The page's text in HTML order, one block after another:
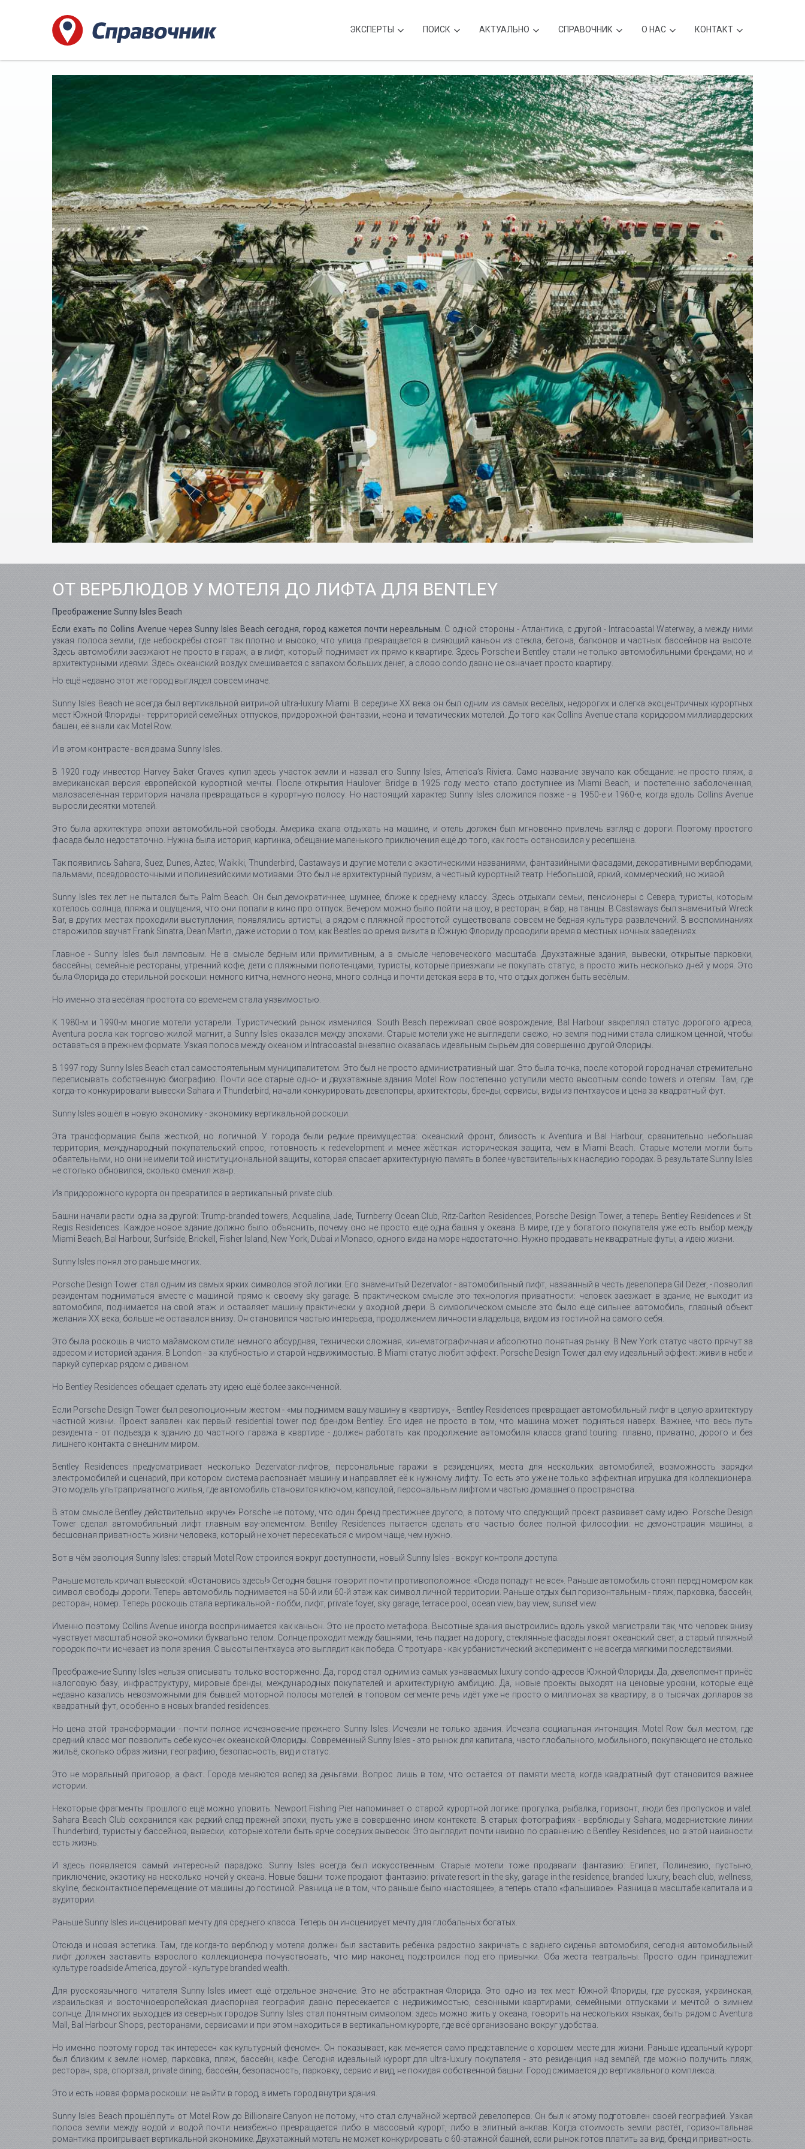
ЭКСПЕРТЫ ПОИСК АКТУАЛЬНО CПРАВОЧНИК О НАС КОНТАКТ
ОТ ВЕРБЛЮДОВ У МОТЕЛЯ ДО ЛИФТА ДЛЯ BENTLEY
Преображение Sunny Isles Beach
Если ехать по Collins Avenue через Sunny Isles Beach сегодня, город кажется почти нереальным. С одной стороны - Атлантика, с другой - Intracoastal Waterway, а между ними
узкая полоса земли, где небоскрёбы стоят так плотно и высоко, что улица превращается в сияющий каньон из стекла, бетона, балконов и частных бассейнов на высоте.
Здесь автомобили заезжают не просто в гараж, а в лифт, который поднимает их прямо к квартире. Здесь Porsche и Bentley стали не только автомобильными брендами, но и
архитектурными идеями. Здесь океанский воздух смешивается с запахом больших денег, а слово condo давно не означает просто квартиру.
Но ещё недавно этот же город выглядел совсем иначе.
Sunny Isles Beach не всегда был вертикальной витриной ultra-luxury Miami. В середине XX века он был одним из самых весёлых, недорогих и слегка эксцентричных курортных
мест Южной Флориды - территорией семейных отпусков, придорожной фантазии, неона и тематических мотелей. До того как Collins Avenue стала коридором миллиардерских
башен, её знали как Motel Row.
И в этом контрасте - вся драма Sunny Isles.
В 1920 году инвестор Harvey Baker Graves купил здесь участок земли и назвал его Sunny Isles, America’s Riviera. Само название звучало как обещание: не просто пляж, а
американская версия европейской курортной мечты. После открытия Haulover Bridge в 1925 году место стало доступнее из Miami Beach, и постепенно заболоченная,
малозаселённая территория начала превращаться в курортную полосу. Но настоящий характер Sunny Isles сложился позже - в 1950-е и 1960-е, когда вдоль Collins Avenue
выросли десятки мотелей.
Это была архитектура эпохи автомобильной свободы. Америка ехала отдыхать на машине, и отель должен был мгновенно привлечь взгляд с дороги. Поэтому простого
фасада было недостаточно. Нужна была история, картинка, обещание маленького приключения ещё до того, как гость остановился у ресепшена.
Так появились Sahara, Suez, Dunes, Aztec, Waikiki, Thunderbird, Castaways и другие мотели с экзотическими названиями, фантазийными фасадами, декоративными верблюдами,
пальмами, псевдовосточными и полинезийскими мотивами. Это был не архитектурный пуризм, а честный курортный театр. Небольшой, яркий, коммерческий, но живой.
Sunny Isles тех лет не пытался быть Palm Beach. Он был демократичнее, шумнее, ближе к среднему классу. Здесь отдыхали семьи, пенсионеры с Севера, туристы, которым
хотелось солнца, пляжа и ощущения, что они попали в кино про отпуск. Вечером можно было пойти на шоу, в ресторан, в бар, на танцы. В Castaways был знаменитый Wreck
Bar, в других местах проходили выступления, появлялись артисты, а рядом с пляжной простотой существовала совсем не бедная культура развлечений. В воспоминаниях
старожилов звучат Frank Sinatra, Dean Martin, даже истории о том, как Beatles во время визита в Южную Флориду проводили время в местных ночных заведениях.
Главное - Sunny Isles был ламповым. Не в смысле бедным или примитивным, а в смысле человеческого масштаба. Двухэтажные здания, вывески, открытые парковки,
бассейны, семейные рестораны, утренний кофе, дети с пляжными полотенцами, туристы, которые приезжали не покупать статус, а просто жить несколько дней у моря. Это
была Флорида до стерильной роскоши: немного китча, немного неона, много солнца и почти детская вера в то, что отдых должен быть весёлым.
Но именно эта весёлая простота со временем стала уязвимостью.
К 1980-м и 1990-м многие мотели устарели. Туристический рынок изменился. South Beach переживал своё возрождение, Bal Harbour закреплял статус дорогого адреса,
Aventura росла как торгово-жилой магнит, а Sunny Isles оказался между эпохами. Старые мотели уже не выглядели свежо, но земля под ними стала слишком ценной, чтобы
оставаться в прежнем формате. Узкая полоса между океаном и Intracoastal внезапно оказалась идеальным сырьём для совершенно другой Флориды.
В 1997 году Sunny Isles Beach стал самостоятельным муниципалитетом. Это был не просто административный шаг. Это была точка, после которой город начал стремительно
переписывать собственную биографию. Почти все старые одно- и двухэтажные здания Motel Row постепенно уступили место высотным condo towers и отелям. Там, где
когда-то конкурировали вывески Sahara и Thunderbird, начали конкурировать девелоперы, архитекторы, бренды, сервисы, виды из пентхаусов и цена за квадратный фут.
Sunny Isles вошёл в новую экономику - экономику вертикальной роскоши.
Эта трансформация была жёсткой, но логичной. У города были редкие преимущества: океанский фронт, близость к Aventura и Bal Harbour, сравнительно небольшая
территория, международный покупательский спрос, готовность к redevelopment и менее жёсткая историческая защита, чем в Miami Beach. Старые мотели могли быть
обаятельными, но они не имели той институциональной защиты, которая спасает архитектурную память в более чувствительных к наследию городах. В результате Sunny Isles
не столько обновился, сколько сменил жанр.
Из придорожного курорта он превратился в вертикальный private club.
Башни начали расти одна за другой: Trump-branded towers, Acqualina, Jade, Turnberry Ocean Club, Ritz-Carlton Residences, Porsche Design Tower, а теперь Bentley Residences и St.
Regis Residences. Каждое новое здание должно было объяснить, почему оно не просто ещё одна башня у океана. В мире, где у богатого покупателя уже есть выбор между
Miami Beach, Bal Harbour, Surfside, Brickell, Fisher Island, New York, Dubai и Monaco, одного вида на море недостаточно. Нужно продавать не квадратные футы, а идею жизни.
Sunny Isles понял это раньше многих.
Porsche Design Tower стал одним из самых ярких символов этой логики. Его знаменитый Dezervator - автомобильный лифт, названный в честь девелопера Gil Dezer, - позволил
резидентам подниматься вместе с машиной прямо к своему sky garage. В практическом смысле это технология приватности: человек заезжает в здание, не выходит из
автомобиля, поднимается на свой этаж и оставляет машину практически у входной двери. В символическом смысле это было ещё сильнее: автомобиль, главный объект
желания XX века, больше не оставался внизу. Он становился частью интерьера, продолжением личности владельца, видом из гостиной на самого себя.
Это была роскошь в чисто майамском стиле: немного абсурдная, технически сложная, кинематографичная и абсолютно понятная рынку. В New York статус часто прячут за
адресом и историей здания. В London - за клубностью и старой недвижимостью. В Miami статус любит эффект. Porsche Design Tower дал ему идеальный эффект: живи в небе и
паркуй суперкар рядом с диваном.
Но Bentley Residences обещает сделать эту идею ещё более законченной.
Если Porsche Design Tower был революционным жестом - «мы поднимем вашу машину в квартиру», - Bentley Residences превращает автомобильный лифт в целую архитектуру
частной жизни. Проект заявлен как первый residential tower под брендом Bentley. Его идея не просто в том, что машина может подняться наверх. Важнее, что весь путь
резидента - от подъезда к зданию до частного гаража в квартире - должен работать как продолжение автомобиля класса grand touring: плавно, приватно, дорого и без
лишнего контакта с внешним миром.
Bentley Residences предусматривает несколько Dezervator-лифтов, персональные гаражи в резиденциях, места для нескольких автомобилей, возможность зарядки
электромобилей и сценарий, при котором система распознаёт машину и направляет её к нужному лифту. То есть это уже не только эффектная игрушка для коллекционера.
Это модель ультраприватного жилья, где автомобиль становится ключом, капсулой, персональным лифтом и частью домашнего пространства.
В этом смысле Bentley действительно «круче» Porsche не потому, что один бренд престижнее другого, а потому что следующий проект развивает саму идею. Porsche Design
Tower сделал автомобильный лифт главным вау-элементом. Bentley Residences пытается сделать его частью более полной философии: не демонстрация машины, а
бесшовная приватность жизни человека, который не хочет пересекаться с миром чаще, чем нужно.
Вот в чём эволюция Sunny Isles: старый Motel Row строился вокруг доступности, новый Sunny Isles - вокруг контроля доступа.
Раньше мотель кричал вывеской: «Остановись здесь!» Сегодня башня говорит почти противоположное: «Сюда попадут не все». Раньше автомобиль стоял перед номером как
символ свободы дороги. Теперь автомобиль поднимается на 50-й или 60-й этаж как символ личной территории. Раньше отдых был горизонтальным - пляж, парковка, бассейн,
ресторан, номер. Теперь роскошь стала вертикальной - лобби, лифт, private foyer, sky garage, terrace pool, ocean view, bay view, sunset view.
Именно поэтому Collins Avenue иногда воспринимается как каньон. Это не просто метафора. Высотные здания выстроились вдоль узкой магистрали так, что человек внизу
чувствует масштаб новой экономики буквально телом. Солнце проходит между башнями, тень падает на дорогу, стеклянные фасады ловят океанский свет, а старый пляжный
городок почти исчезает из поля зрения. С высоты пентхауса это выглядит как победа. С тротуара - как урбанистический эксперимент с не всегда мягкими последствиями.
Преображение Sunny Isles нельзя описывать только восторженно. Да, город стал одним из самых узнаваемых luxury condo-адресов Южной Флориды. Да, девелопмент принёс
налоговую базу, инфраструктуру, мировые бренды, международных покупателей и архитектурную амбицию. Да, новые проекты выходят на ценовые уровни, которые ещё
недавно казались невозможными для бывшей моторной полосы мотелей: в топовом сегменте речь идёт уже не просто о миллионах за квартиру, а о тысячах долларов за
квадратный фут, особенно в новых branded residences.
Но цена этой трансформации - почти полное исчезновение прежнего Sunny Isles. Исчезли не только здания. Исчезла социальная интонация. Motel Row был местом, где
средний класс мог позволить себе кусочек океанской Флориды. Современный Sunny Isles - это рынок для капитала, часто глобального, мобильного, покупающего не столько
жильё, сколько образ жизни, географию, безопасность, вид и статус.
Это не моральный приговор, а факт. Города меняются вслед за деньгами. Вопрос лишь в том, что остаётся от памяти места, когда квадратный фут становится важнее
истории.
Некоторые фрагменты прошлого ещё можно уловить. Newport Fishing Pier напоминает о старой курортной логике: прогулка, рыбалка, горизонт, люди без пропусков и valet.
Sahara Beach Club сохранился как редкий след прежней эпохи, пусть уже в совершенно ином контексте. В старых фотографиях - верблюды у Sahara, модернистские линии
Thunderbird, туристы у бассейнов, вывески, которые хотели быть ярче соседних вывесок. Это выглядит почти наивно по сравнению с Bentley Residences, но в этой наивности
есть жизнь.
И здесь появляется самый интересный парадокс. Sunny Isles всегда был искусственным. Старые мотели тоже продавали фантазию: Египет, Полинезию, пустыню,
приключение, экзотику на несколько ночей у океана. Новые башни тоже продают фантазию: private resort in the sky, garage in the residence, branded luxury, beach club, wellness,
skyline, бесконтактное перемещение от машины до гостиной. Разница не в том, что раньше было «настоящее», а теперь стало «фальшивое». Разница в масштабе капитала и в
аудитории.
Раньше Sunny Isles инсценировал мечту для среднего класса. Теперь он инсценирует мечту для глобальных богатых.
Отсюда и новая эстетика. Там, где когда-то верблюд у мотеля должен был заставить ребёнка радостно закричать с заднего сиденья автомобиля, сегодня автомобильный
лифт должен заставить взрослого коллекционера почувствовать, что мир наконец подстроился под его привычки. Оба жеста театральны. Просто один принадлежит
культуре roadside America, другой - культуре branded wealth.
Для русскоязычного читателя Sunny Isles имеет ещё отдельное значение. Это не абстрактная Флорида. Это одно из тех мест Южной Флориды, где русская, украинская,
израильская и восточноевропейская диаспорная география давно пересекается с недвижимостью, сезонными квартирами, семейными отпусками и мечтой о зимнем
солнце. Для многих выходцев из северных городов Sunny Isles стал понятным символом: здесь можно жить у океана, говорить на нескольких языках, быть рядом с Aventura
Mall, Bal Harbour Shops, ресторанами, сервисами и при этом находиться в вертикальном курорте, где всё организовано вокруг удобства.
Но именно поэтому город так интересен как культурный феномен. Он показывает, как меняется само представление о хорошем месте для жизни. Раньше идеальный курорт
был близким к земле: номер, парковка, пляж, бассейн, кафе. Сегодня идеальный курорт для ultra-luxury покупателя - это резиденция над землёй, где можно получить пляж,
ресторан, spa, спортзал, private dining, бассейн, безопасность, парковку, сервис и вид, не покидая собственной башни. Город сжимается до вертикального комплекса.
Это и есть новая форма роскоши: не выйти в город, а иметь город внутри здания.
Sunny Isles Beach прошёл путь от Motel Row до Billionaire Canyon не потому, что стал случайной жертвой девелоперов. Он был к этому подготовлен своей географией. Узкая
полоса земли между водой и водой почти неизбежно превращается либо в массовый курорт, либо в элитный анклав. Когда стоимость земли растёт, горизонтальная
романтика проигрывает вертикальной экономике. Двухэтажный мотель не может конкурировать с 60-этажной башней, если рынок готов платить за вид, бренд и приватность.